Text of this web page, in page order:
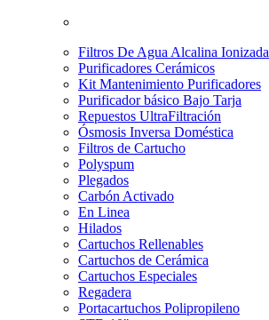
Filtros De Agua Alcalina Ionizada
Purificadores Cerámicos
Kit Mantenimiento Purificadores
Purificador básico Bajo Tarja
Repuestos UltraFiltración
Ósmosis Inversa Doméstica
Filtros de Cartucho
Polyspum
Plegados
Carbón Activado
En Linea
Hilados
Cartuchos Rellenables
Cartuchos de Cerámica
Cartuchos Especiales
Regadera
Portacartuchos Polipropileno